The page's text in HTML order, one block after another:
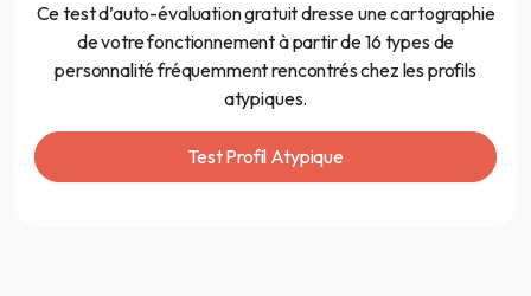
Ce test d’auto-évaluation gratuit dresse une cartographie
de votre fonctionnement à partir de 16 types de
personnalité fréquemment rencontrés chez les profils
atypiques.
Test Profil Atypique